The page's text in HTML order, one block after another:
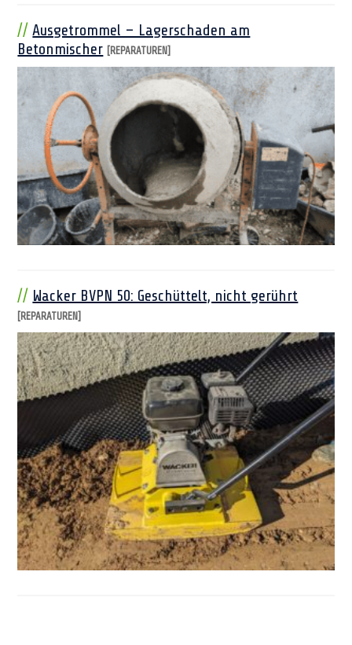
Ausgetrommel – Lagerschaden am
Betonmischer
[REPARATUREN]
Wacker BVPN 50: Geschüttelt, nicht gerührt
[REPARATUREN]